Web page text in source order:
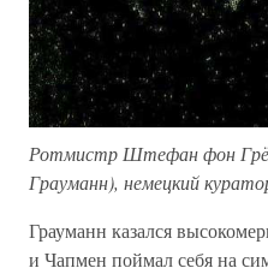
Ротмистр Штефан фон
Грауманн), немецкий
Грауманн казался
и Чапмен поймал себя на